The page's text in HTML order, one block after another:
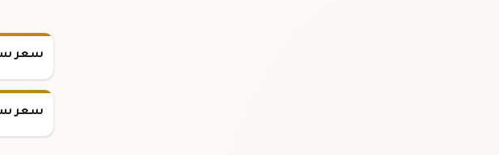
سعر سبيكة
سعر سبيكة